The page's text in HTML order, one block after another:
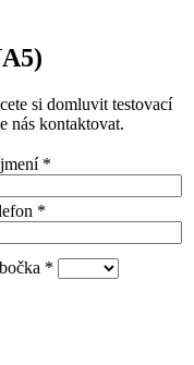
si domluvit testovací
nás kontaktovat.
*
*
*